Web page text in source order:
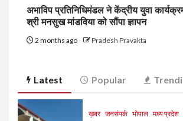
अभाविप प्रतिनिधिमंडल ने केंद्रीय युवा
श्री मनसुख मांडविया को सौंपा ज्ञापन
2 months ago Pradesh Pravakta
Latest Popular
ख़बर जनसंपर्क भोपाल मध्य प्रदेश